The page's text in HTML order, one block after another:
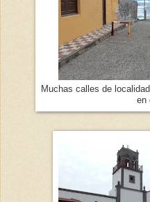
Muchas calles de
en